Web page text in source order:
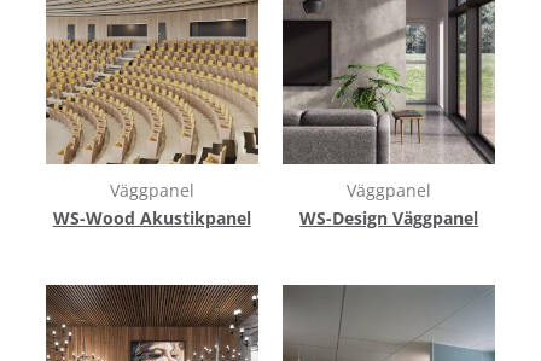
Väggpanel
WS-Wood Akustikpanel
Väggpanel
WS-Design Väggpanel